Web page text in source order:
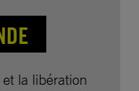
la libération